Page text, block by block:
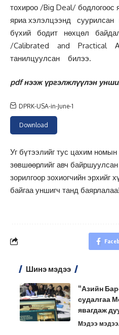
тохироо /Big Deal/ бодлогоос
яриа хэлэлцээнд
бүхий бодит нөхцөл
/Calibrated and Practical
танилцуулсан билээ.
pdf нээж үргэлжлүүлэн
DPRK-USA-in-June-1
Download
Уг бүтээлийг тус цахим номын
зөвшөөрлийг авч
зорилгоор зохиогчийн эрхийг
байгаа уншигч танд баярлалаа!
Шинэ мэдээ
“Азийн
судалгаа
явагдаж
Мэдээ